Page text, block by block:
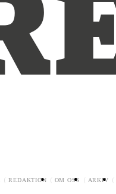
REDAKTION OM OSS ARKIV